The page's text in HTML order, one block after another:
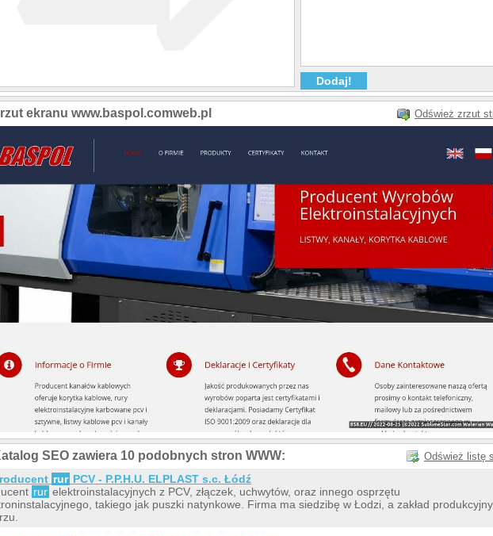
ekranu www.baspol.comweb.pl Odśwież zrzut
SEO zawiera 10 podobnych stron WWW: Odśwież listę
rur PCV - P.P.H.U. ELPLAST s.c. Łódź
rur elektroinstalacyjnych z PCV, złączek, uchwytów, oraz innego osprzętu
takiego jak puszki natynkowe. Firma ma siedzibę w Łodzi, a zakład